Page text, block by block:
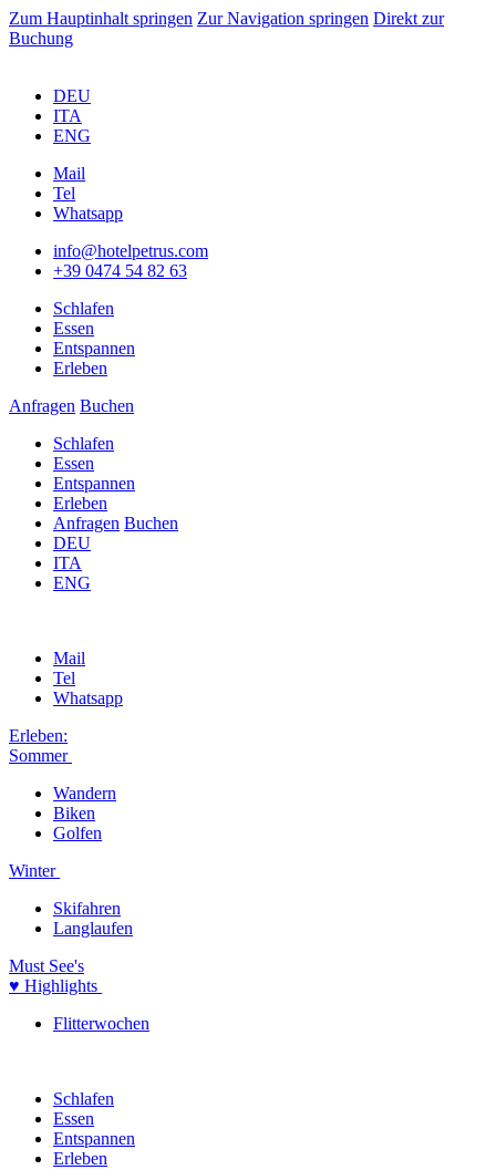
Zum Hauptinhalt springen Zur Navigation springen Direkt zur
Buchung
DEU
ITA
ENG
Mail
Tel
Whatsapp
info@hotelpetrus.com
+39 0474 54 82 63
Schlafen
Essen
Entspannen
Erleben
Anfragen Buchen
Schlafen
Essen
Entspannen
Erleben
Anfragen Buchen
DEU
ITA
ENG
Mail
Tel
Whatsapp
Erleben:
Sommer
Wandern
Biken
Golfen
Winter
Skifahren
Langlaufen
Must See's
♥ Highlights
Flitterwochen
Schlafen
Essen
Entspannen
Erleben